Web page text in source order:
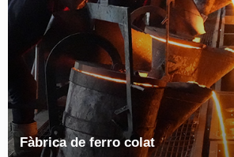
Fàbrica de ferro colat